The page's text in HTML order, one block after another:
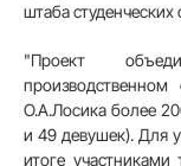
штаба
"Проект
О.А.Лосика более
и 49 девушек). Для
итоге